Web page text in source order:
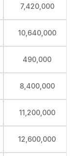
7,420,000
10,640,000
490,000
8,400,000
11,200,000
12,600,000